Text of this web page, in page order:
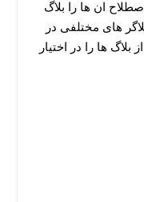
ان ها را بلاگ
های مختلفی در
ها را در اختیار